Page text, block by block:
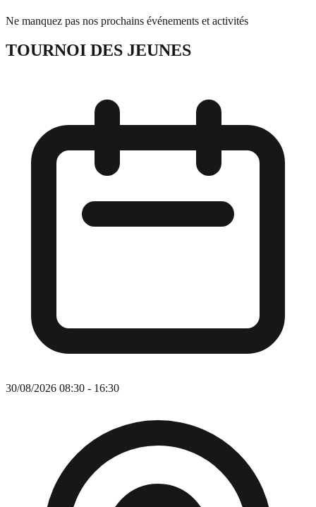
Ne manquez pas nos prochains événements et activités
TOURNOI DES JEUNES
30/08/2026 08:30 - 16:30